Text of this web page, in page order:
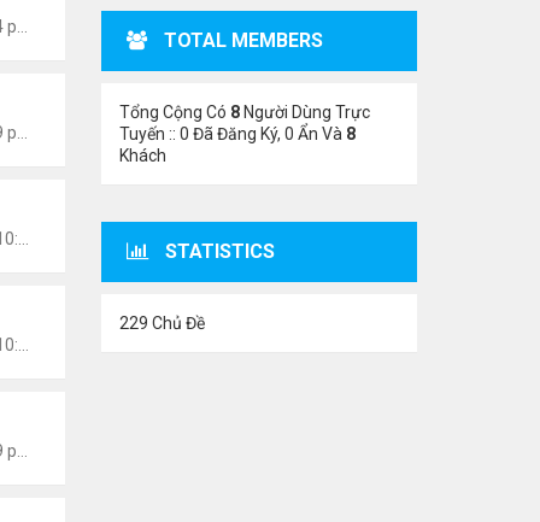
TOTAL MEMBERS
Tổng Cộng Có 8Người Dùng Trực
Tuyến :: 0 Đã Đăng Ký, 0 Ẩn Và 8
Khách
STATISTICS
229 Chủ Đề